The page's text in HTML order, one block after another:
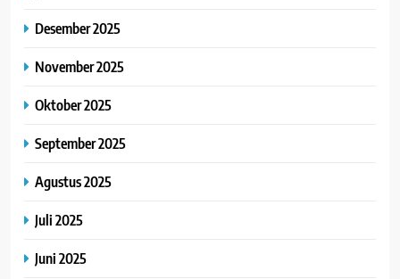
Desember 2025
November 2025
Oktober 2025
September 2025
Agustus 2025
Juli 2025
Juni 2025